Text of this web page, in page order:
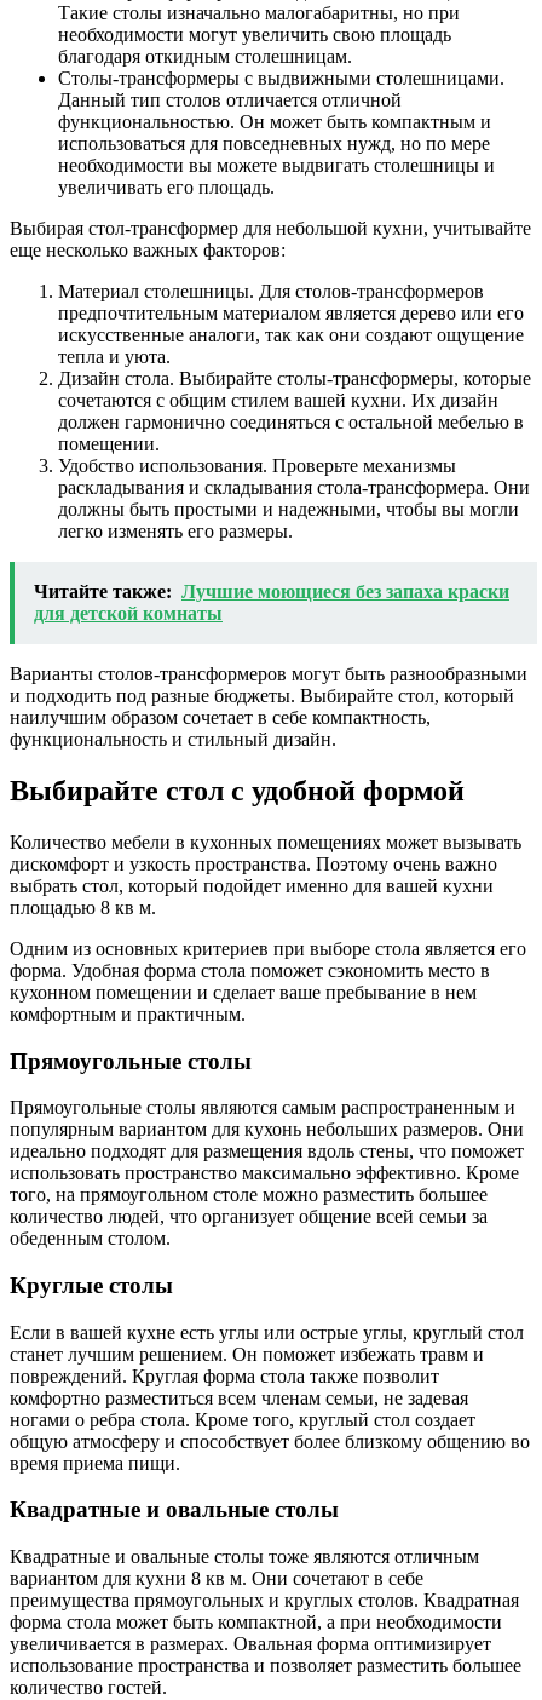
Такие столы изначально малогабаритны, но при
необходимости могут увеличить свою площадь
благодаря откидным столешницам.
Столы-трансформеры с выдвижными столешницами.
Данный тип столов отличается отличной
функциональностью. Он может быть компактным и
использоваться для повседневных нужд, но по мере
необходимости вы можете выдвигать столешницы и
увеличивать его площадь.
Выбирая стол-трансформер для небольшой кухни, учитывайте
еще несколько важных факторов:
Материал столешницы. Для столов-трансформеров
предпочтительным материалом является дерево или его
искусственные аналоги, так как они создают ощущение
тепла и уюта.
Дизайн стола. Выбирайте столы-трансформеры, которые
сочетаются с общим стилем вашей кухни. Их дизайн
должен гармонично соединяться с остальной мебелью в
помещении.
Удобство использования. Проверьте механизмы
раскладывания и складывания стола-трансформера. Они
должны быть простыми и надежными, чтобы вы могли
легко изменять его размеры.
Читайте также: Лучшие моющиеся без запаха краски
для детской комнаты
Варианты столов-трансформеров могут быть разнообразными
и подходить под разные бюджеты. Выбирайте стол, который
наилучшим образом сочетает в себе компактность,
функциональность и стильный дизайн.
Выбирайте стол с удобной формой
Количество мебели в кухонных помещениях может вызывать
дискомфорт и узкость пространства. Поэтому очень важно
выбрать стол, который подойдет именно для вашей кухни
площадью 8 кв м.
Одним из основных критериев при выборе стола является его
форма. Удобная форма стола поможет сэкономить место в
кухонном помещении и сделает ваше пребывание в нем
комфортным и практичным.
Прямоугольные столы
Прямоугольные столы являются самым распространенным и
популярным вариантом для кухонь небольших размеров. Они
идеально подходят для размещения вдоль стены, что поможет
использовать пространство максимально эффективно. Кроме
того, на прямоугольном столе можно разместить большее
количество людей, что организует общение всей семьи за
обеденным столом.
Круглые столы
Если в вашей кухне есть углы или острые углы, круглый стол
станет лучшим решением. Он поможет избежать травм и
повреждений. Круглая форма стола также позволит
комфортно разместиться всем членам семьи, не задевая
ногами о ребра стола. Кроме того, круглый стол создает
общую атмосферу и способствует более близкому общению во
время приема пищи.
Квадратные и овальные столы
Квадратные и овальные столы тоже являются отличным
вариантом для кухни 8 кв м. Они сочетают в себе
преимущества прямоугольных и круглых столов. Квадратная
форма стола может быть компактной, а при необходимости
увеличивается в размерах. Овальная форма оптимизирует
использование пространства и позволяет разместить большее
количество гостей.